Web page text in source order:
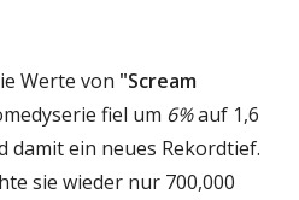
Werte von "Scream
fiel um 6%auf 1,6
damit ein neues Rekordtief.
sie wieder nur 700,000